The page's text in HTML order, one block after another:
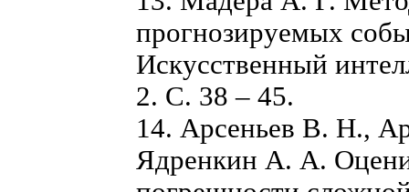
прогнозируемых
Искусственный
2. С. 38 – 45.
14. Арсеньев В. Н.,
Ядренкин А. А.